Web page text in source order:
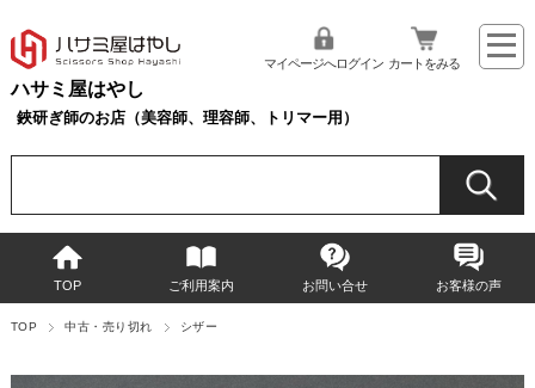
ハサミ屋はやし
鋏研ぎ師のお店（美容師、理容師、トリマー用）
マイページへログイン カートをみる
TOP ご利用案内 お問い合せ お客様の声
TOP 中古・売り切れ シザー